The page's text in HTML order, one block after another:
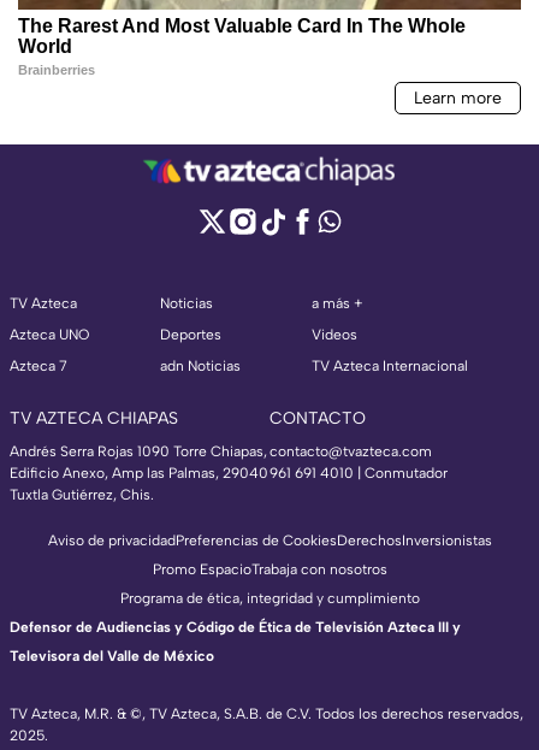
TV Azteca
Azteca UNO
Azteca 7
Noticias
Deportes
adn Noticias
a más +
Videos
TV Azteca Internacional
TV AZTECA CHIAPAS
Andrés Serra Rojas 1090 Torre Chiapas,
Edificio Anexo, Amp las Palmas, 29040
Tuxtla Gutiérrez, Chis.
CONTACTO
contacto@tvazteca.com
961 691 4010 | Conmutador
TV Azteca, M.R. & ©, TV Azteca, S.A.B. de C.V. Todos los derechos reservados,
2025.
Aviso de privacidadPreferencias de CookiesDerechosInversionistas
Promo EspacioTrabaja con nosotros
Programa de ética, integridad y cumplimiento
Defensor de Audiencias y Código de Ética de Televisión Azteca III y
Televisora del Valle de México